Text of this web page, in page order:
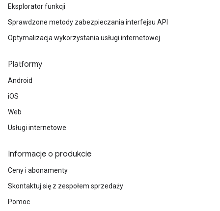
Eksplorator funkcji
Sprawdzone metody zabezpieczania interfejsu API
Optymalizacja wykorzystania usługi internetowej
Platformy
Android
iOS
Web
Usługi internetowe
Informacje o produkcie
Ceny i abonamenty
Skontaktuj się z zespołem sprzedaży
Pomoc